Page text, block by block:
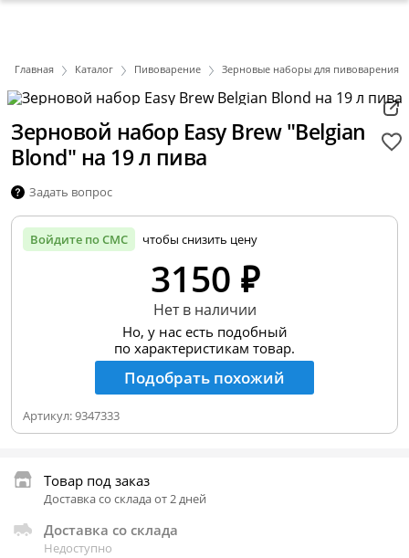
Главная Каталог Пивоварение Зерновые наборы для пивоварения
Зерновой набор Easy Brew "Belgian
Blond" на 19 л пива
Задать вопрос
Войдите по СМС чтобы снизить цену
3150 ₽
Нет в наличии
Но, у нас есть подобный
по характеристикам товар.
Подобрать похожий
Артикул:9347333
Товар под заказ
Доставка со склада от 2 дней
Доставка со склада
Недоступно